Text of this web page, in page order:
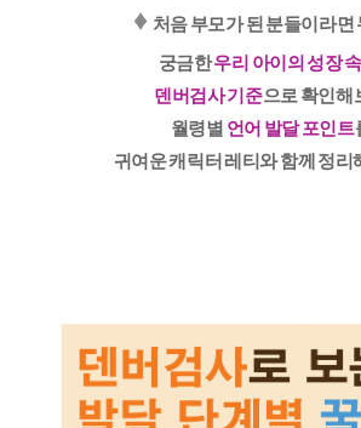
♦️ 처음 부모가 된 분들이라면
궁금한우리 아이의 성장
덴버검사 기준으로 확인해
월령별 언어 발달 포인트
귀여운 캐릭터 레티와 함께 정